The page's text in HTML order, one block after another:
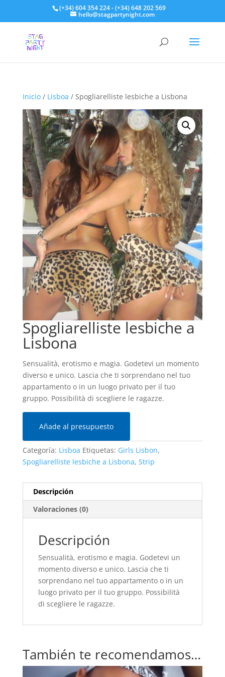
(+34) 604 354 224 - (+34) 648 202 569
hello@stagpartynight.com
Inicio/ Lisboa / Spogliarelliste lesbiche a Lisbona
Spogliarelliste lesbiche a
Lisbona
Sensualità, erotismo e magia. Godetevi un momento
diverso e unico. Lascia che ti sorprendano nel tuo
appartamento o in un luogo privato per il tuo
gruppo. Possibilità di scegliere le ragazze.
Añade al presupuesto
Categoría: Lisboa Etiquetas: Girls Lisbon,
Spogliarelliste lesbiche a Lisbona, Strip
Descripción
Valoraciones (0)
Descripción
Sensualità, erotismo e magia. Godetevi un
momento diverso e unico. Lascia che ti
sorprendano nel tuo appartamento o in un
luogo privato per il tuo gruppo. Possibilità
di scegliere le ragazze.
También te recomendamos…